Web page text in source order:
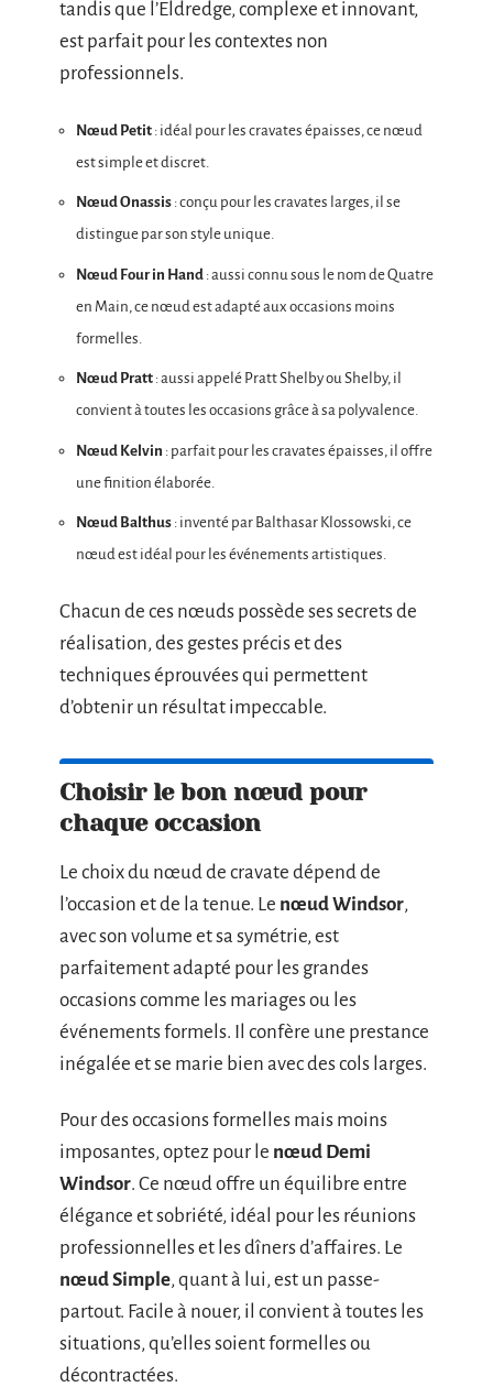
tandis que l’Eldredge, complexe et innovant,
est parfait pour les contextes non
professionnels.
Nœud Petit : idéal pour les cravates épaisses, ce nœud
est simple et discret.
Nœud Onassis : conçu pour les cravates larges, il se
distingue par son style unique.
Nœud Four in Hand : aussi connu sous le nom de Quatre
en Main, ce nœud est adapté aux occasions moins
formelles.
Nœud Pratt : aussi appelé Pratt Shelby ou Shelby, il
convient à toutes les occasions grâce à sa polyvalence.
Nœud Kelvin : parfait pour les cravates épaisses, il offre
une finition élaborée.
Nœud Balthus : inventé par Balthasar Klossowski, ce
nœud est idéal pour les événements artistiques.
Chacun de ces nœuds possède ses secrets de
réalisation, des gestes précis et des
techniques éprouvées qui permettent
d’obtenir un résultat impeccable.
Choisir le bon nœud pour
chaque occasion
Le choix du nœud de cravate dépend de
l’occasion et de la tenue. Le nœud Windsor,
avec son volume et sa symétrie, est
parfaitement adapté pour les grandes
occasions comme les mariages ou les
événements formels. Il confère une prestance
inégalée et se marie bien avec des cols larges.
Pour des occasions formelles mais moins
imposantes, optez pour le nœud Demi
Windsor. Ce nœud offre un équilibre entre
élégance et sobriété, idéal pour les réunions
professionnelles et les dîners d’affaires. Le
nœud Simple, quant à lui, est un passe-
partout. Facile à nouer, il convient à toutes les
situations, qu’elles soient formelles ou
décontractées.